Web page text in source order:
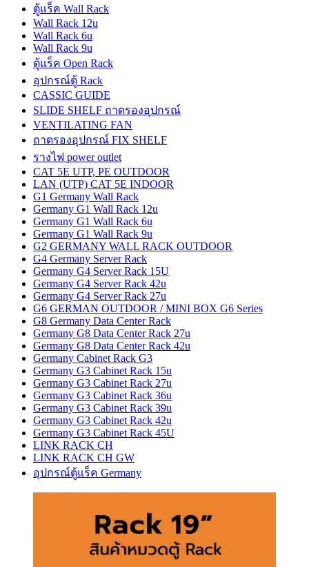
ตู้แร็ค Wall Rack
Wall Rack 12u
Wall Rack 6u
Wall Rack 9u
ตู้แร็ค Open Rack
อุปกรณ์ตู้ Rack
CASSIC GUIDE
SLIDE SHELF ถาดรองอุปกรณ์
VENTILATING FAN
ถาดรองอุปกรณ์ FIX SHELF
รางไฟ power outlet
CAT 5E UTP, PE OUTDOOR
LAN (UTP) CAT 5E INDOOR
G1 Germany Wall Rack
Germany G1 Wall Rack 12u
Germany G1 Wall Rack 6u
Germany G1 Wall Rack 9u
G2 GERMANY WALL RACK OUTDOOR
G4 Germany Server Rack
Germany G4 Server Rack 15U
Germany G4 Server Rack 42u
Germany G4 Server Rack 27u
G6 GERMAN OUTDOOR / MINI BOX G6 Series
G8 Germany Data Center Rack
Germany G8 Data Center Rack 27u
Germany G8 Data Center Rack 42u
Germany Cabinet Rack G3
Germany G3 Cabinet Rack 15u
Germany G3 Cabinet Rack 27u
Germany G3 Cabinet Rack 36u
Germany G3 Cabinet Rack 39u
Germany G3 Cabinet Rack 42u
Germany G3 Cabinet Rack 45U
LINK RACK CH
LINK RACK CH GW
อุปกรณ์ตู้แร็ค Germany